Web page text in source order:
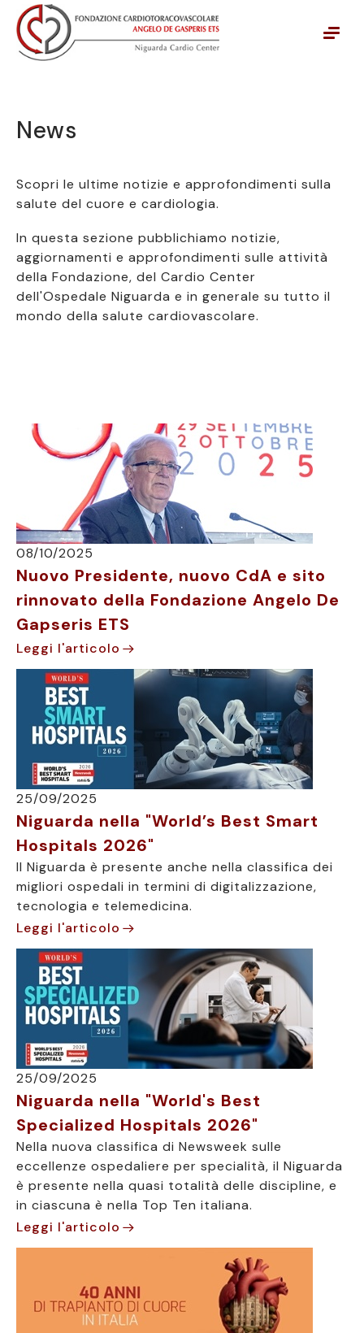
Vai alla navigazione principale
Vai al contenuto principale
News
Scopri le ultime notizie e approfondimenti sulla
salute del cuore e cardiologia.
In questa sezione pubblichiamo notizie,
aggiornamenti e approfondimenti sulle attività
della Fondazione, del Cardio Center
dell'Ospedale Niguarda e in generale su tutto il
mondo della salute cardiovascolare.
08/10/2025
Nuovo Presidente, nuovo CdA e sito
rinnovato della Fondazione Angelo De
Gapseris ETS
Leggi l'articolo
25/09/2025
Niguarda nella "World’s Best Smart
Hospitals 2026"
Il Niguarda è presente anche nella classifica dei
migliori ospedali in termini di digitalizzazione,
tecnologia e telemedicina.
Leggi l'articolo
25/09/2025
Niguarda nella "World's Best
Specialized Hospitals 2026"
Nella nuova classifica di Newsweek sulle
eccellenze ospedaliere per specialità, il Niguarda
è presente nella quasi totalità delle discipline, e
in ciascuna è nella Top Ten italiana.
Leggi l'articolo